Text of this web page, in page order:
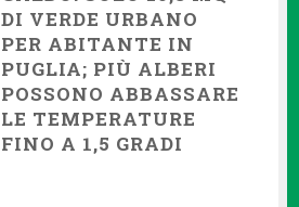
DI VERDE URBANO
PER ABITANTE IN
PUGLIA; PIÙ ALBERI
POSSONO ABBASSARE
LE TEMPERATURE
FINO A 1,5 GRADI